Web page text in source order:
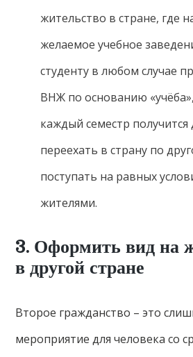
жительство в стране, где
желаемое учебное
студенту в любом случае
ВНЖ по основанию
каждый семестр
переехать в страну по
поступать на равных
жителями.
3. Оформить вид на
в другой стране
Второе гражданство – это
мероприятие для человека со